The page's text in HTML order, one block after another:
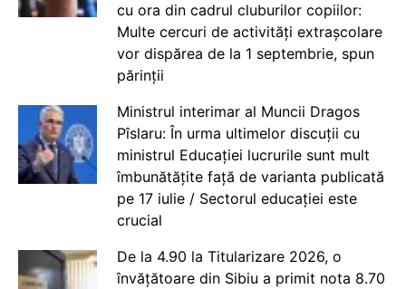
cu ora din cadrul cluburilor copiilor:
Multe cercuri de activități extrașcolare
vor dispărea de la 1 septembrie, spun
părinții
Ministrul interimar al Muncii Dragos
Pîslaru: În urma ultimelor discuții cu
ministrul Educației lucrurile sunt mult
îmbunătățite față de varianta publicată
pe 17 iulie / Sectorul educației este
crucial
De la 4.90 la Titularizare 2026, o
învățătoare din Sibiu a primit nota 8.70